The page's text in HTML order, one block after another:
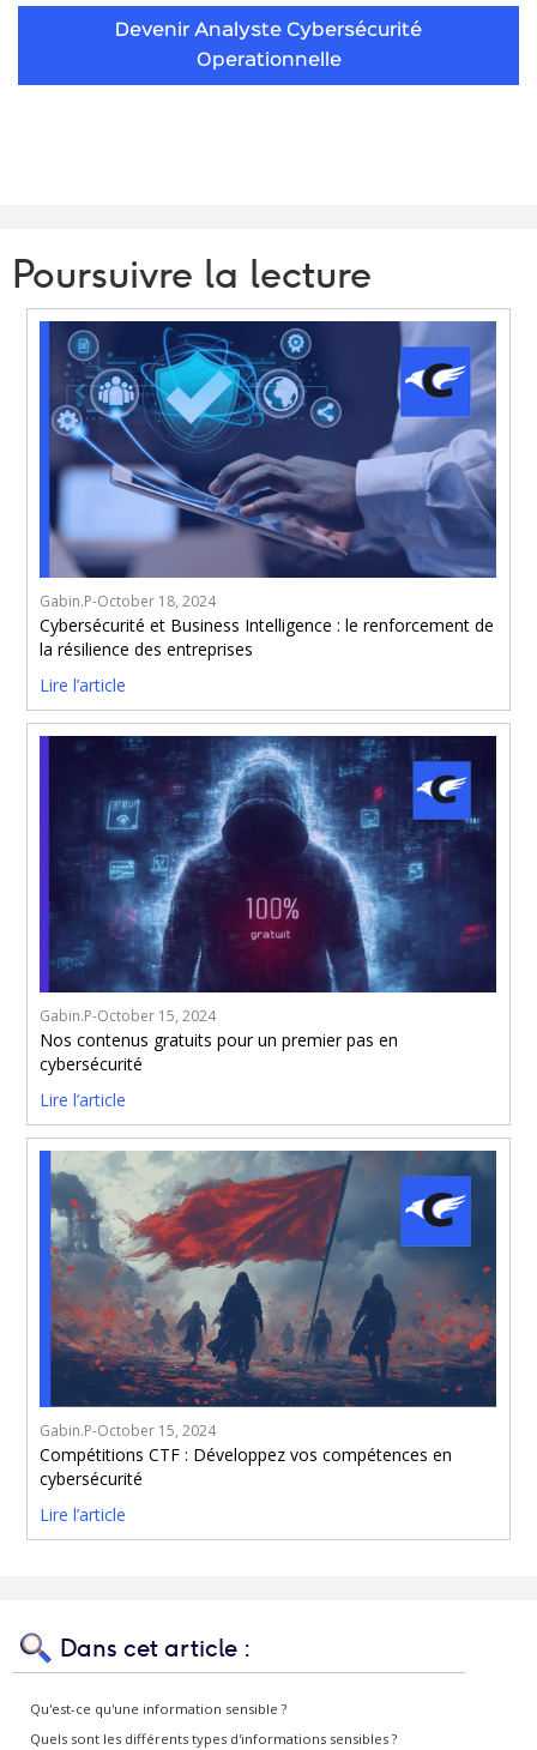
Devenir Analyste Cybersécurité
Operationnelle
Poursuivre la lecture
Gabin.P-October 18, 2024
Cybersécurité et Business Intelligence : le renforcement de
la résilience des entreprises
Lire l’article
Gabin.P-October 15, 2024
Nos contenus gratuits pour un premier pas en
cybersécurité
Lire l’article
Gabin.P-October 15, 2024
Compétitions CTF : Développez vos compétences en
cybersécurité
Lire l’article
Dans cet article :
Qu'est-ce qu'une information sensible ?
Quels sont les différents types d'informations sensibles ?